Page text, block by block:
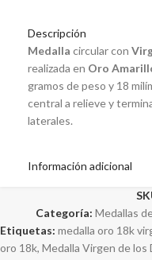
Descripción
Medalla circular con
realizada en Oro
gramos de peso y 18
central a relieve y
laterales.
Información adicional
Categoría: Medallas
Etiquetas: medalla oro 18k
oro 18k, Medalla Virgen de los